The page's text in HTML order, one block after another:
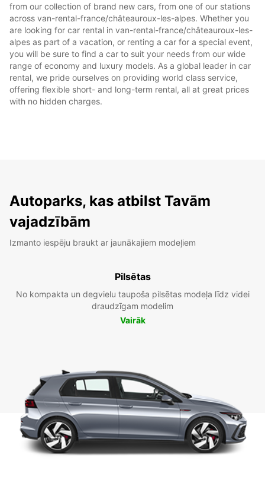
from our collection of brand new cars, from one of our stations
across van-rental-france/châteauroux-les-alpes. Whether you
are looking for car rental in van-rental-france/châteauroux-les-
alpes as part of a vacation, or renting a car for a special event,
you will be sure to find a car to suit your needs from our wide
range of economy and luxury models. As a global leader in car
rental, we pride ourselves on providing world class service,
offering flexible short- and long-term rental, all at great prices
with no hidden charges.
Autoparks, kas atbilst Tavām
vajadzībām
Izmanto iespēju braukt ar jaunākajiem modeļiem
Pilsētas
No kompakta un degvielu taupoša pilsētas modeļa līdz videi
draudzīgam modelim
Vairāk